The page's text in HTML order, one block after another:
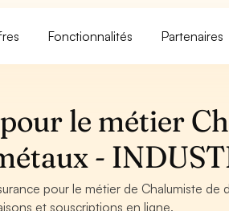
Fonctionnalités Partenaires
le métier
-
pour le métier de Chalumiste de
et souscriptions en ligne.